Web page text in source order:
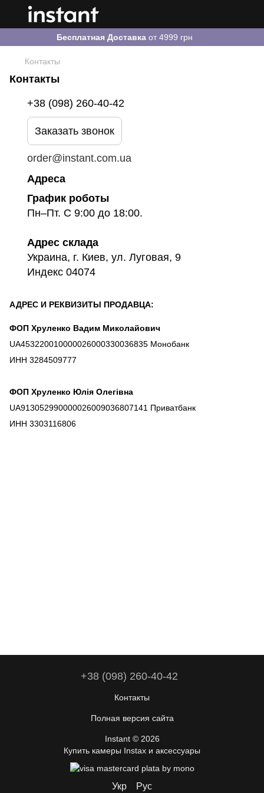
Бесплатная Доставка от 4999 грн
Контакты
Контакты
+38 (098) 260-40-42
Заказать звонок
order@instant.com.ua
Адреса
График роботы
Пн–Пт. С 9:00 до 18:00.
Адрес склада
Украина, г. Киев, ул. Луговая, 9
Индекс 04074
АДРЕС И РЕКВИЗИТЫ ПРОДАВЦА:
ФОП Хруленко Вадим Миколайович
UA453220010000026000330036835 Монобанк
ИНН 3284509777
ФОП Хруленко Юлія Олегівна
UA913052990000026009036807141 Приватбанк
ИНН 3303116806
+38 (098) 260-40-42
Контакты
Полная версия сайта
Instant © 2026
Купить камеры Instax и аксессуары
Укр Рус